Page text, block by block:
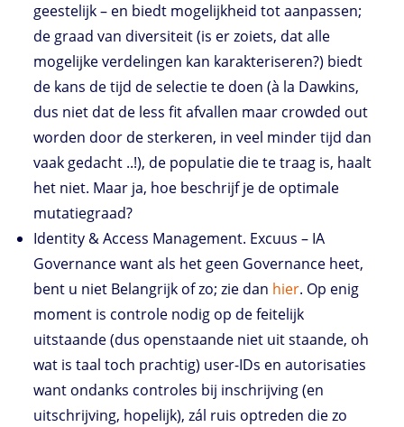
geestelijk – en biedt mogelijkheid tot aanpassen;
de graad van diversiteit (is er zoiets, dat alle
mogelijke verdelingen kan karakteriseren?) biedt
de kans de tijd de selectie te doen (à la Dawkins,
dus niet dat de less fit afvallen maar crowded out
worden door de sterkeren, in veel minder tijd dan
vaak gedacht ..!), de populatie die te traag is, haalt
het niet. Maar ja, hoe beschrijf je de optimale
mutatiegraad?
Identity & Access Management. Excuus – IA
Governance want als het geen Governance heet,
bent u niet Belangrijk of zo; zie dan hier. Op enig
moment is controle nodig op de feitelijk
uitstaande (dus openstaande niet uit staande, oh
wat is taal toch prachtig) user-IDs en autorisaties
want ondanks controles bij inschrijving (en
uitschrijving, hopelijk), zál ruis optreden die zo